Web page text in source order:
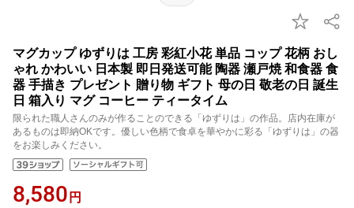
マグカップ ゆずりは 工房 彩紅小花 単品 コップ 花柄 おし
ゃれ かわいい 日本製 即日発送可能 陶器 瀬戸焼 和食器 食
器 手描き プレゼント 贈り物 ギフト 母の日 敬老の日 誕生
日 箱入り マグ コーヒー ティータイム
限られた職人さんのみが作ることのできる「ゆずりは」の作品。店内在庫が
あるものは即納OKです。優しい色柄で食卓を華やかに彩る「ゆずりは」の器
をお楽しみください。
8,580 円